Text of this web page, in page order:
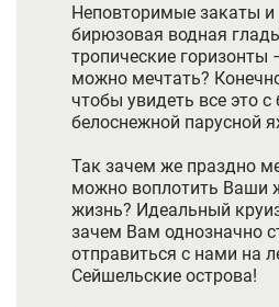
Неповторимые закаты и
бирюзовая водная
тропические горизонты
можно мечтать?
чтобы увидеть все это с
белоснежной парусной
Так зачем же праздно
можно воплотить Ваши
жизнь? Идеальный
зачем Вам однозначно
отправиться с нами на
Сейшельские острова!